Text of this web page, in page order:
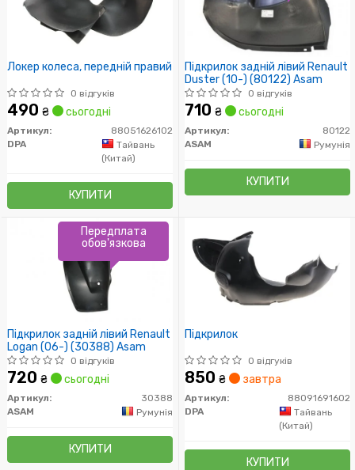
Локер колеса, передній правий
0 відгуків
490 ₴ сьогодні
Артикул:
88051626102
DPA
Тайвань
(Китай)
КУПИТИ
Підкрилок задній лівий Renault
Duster (10-) (80122) Asam
0 відгуків
710 ₴ сьогодні
Артикул:
80122
ASAM
Румунія
КУПИТИ
Підкрилок задній лівий Renault
Logan (06-) (30388) Asam
0 відгуків
720 ₴ сьогодні
Артикул:
30388
ASAM
Румунія
КУПИТИ
Передплата
обов'язкова
Підкрилок
0 відгуків
850 ₴ завтра
Артикул:
88091691602
DPA
Тайвань
(Китай)
КУПИТИ